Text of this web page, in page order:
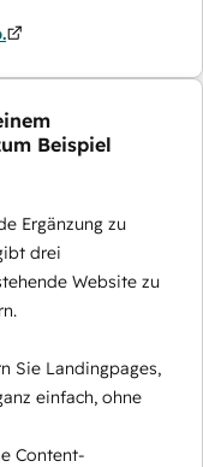
Beispiel
Ergänzung zu
drei
Website zu
Sie Landingpages,
einfach, ohne
Content-